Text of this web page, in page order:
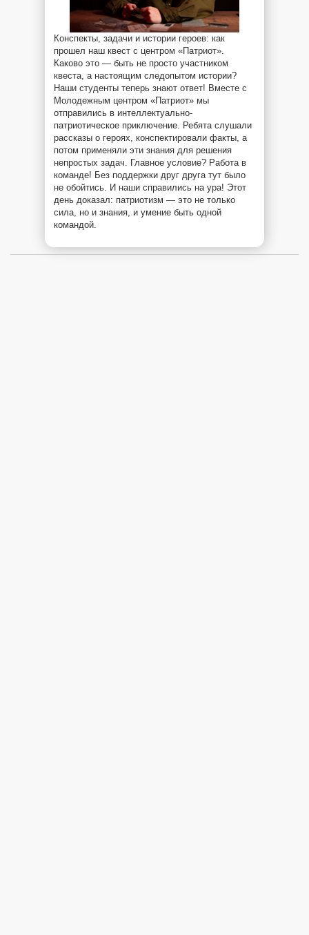
Конспекты, задачи и истории героев: как
прошел наш квест с центром «Патриот».
Каково это — быть не просто участником
квеста, а настоящим следопытом истории?
Наши студенты теперь знают ответ! Вместе с
Молодежным центром «Патриот» мы
отправились в интеллектуально-
патриотическое приключение. Ребята слушали
рассказы о героях, конспектировали факты, а
потом применяли эти знания для решения
непростых задач. Главное условие? Работа в
команде! Без поддержки друг друга тут было
не обойтись. И наши справились на ура! Этот
день доказал: патриотизм — это не только
сила, но и знания, и умение быть одной
командой.